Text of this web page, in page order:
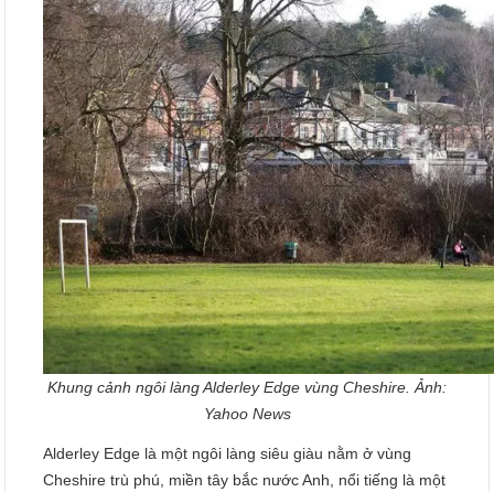
Khung cảnh ngôi làng Alderley Edge vùng Cheshire. Ảnh:
Yahoo News
Alderley Edge là một ngôi làng siêu giàu nằm ở vùng
Cheshire trù phú, miền tây bắc nước Anh, nổi tiếng là một